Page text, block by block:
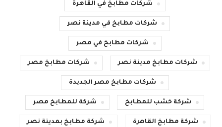
شركات مطابخ في القاهرة
شركات مطابخ في مدينة نصر
شركات مطابخ في مصر
شركات مطابخ مدينة نصر شركات مطابخ مصر
شركات مطابخ مصر الجديدة
شركة خشب للمطابخ شركة للمطابخ مصر
شركة مطابخ القاهرة شركة مطابخ بمدينة نصر